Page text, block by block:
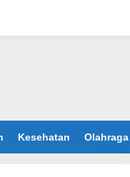
Kesehatan Olahraga